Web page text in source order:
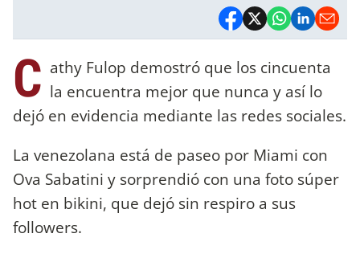
C athy Fulop demostró que los cincuenta
la encuentra mejor que nunca y así lo
dejó en evidencia mediante las redes sociales.
La venezolana está de paseo por Miami con
Ova Sabatini y sorprendió con una foto súper
hot en bikini, que dejó sin respiro a sus
followers.